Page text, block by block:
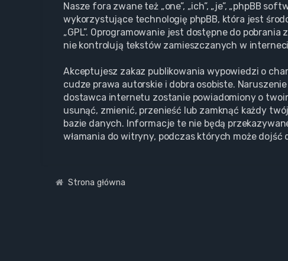
Nasze fora zwane też „one”, „ich”, „je”, „phpBB
wykorzystujące technologię phpBB, która jest
„GPL”. Oprogramowanie jest dostępne do pobrania
nie kontrolują tekstów zamieszczanych w
Akceptujesz zakaz publikowania wypowiedzi o
cudze prawa autorskie i dobra osobiste.
dostawca internetu zostanie powiadomiony o
usunąć, zmienić, przenieść lub zamknąć każdy
bazie danych. Informacje te nie będą
włamania do witryny, podczas których może dojść
Strona główna